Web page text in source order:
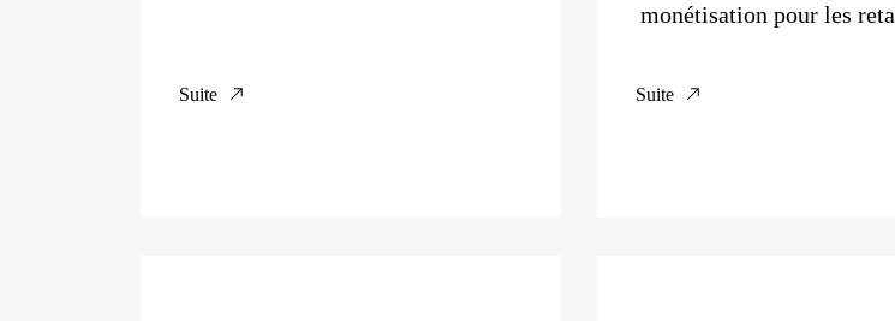
Suite
monétisation pour les
Suite